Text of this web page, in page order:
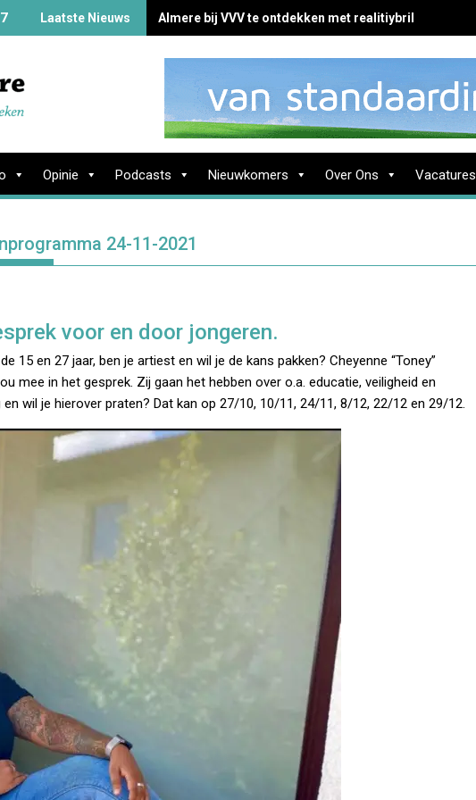
Laatste Nieuws Almere bij VVV te ontdekken met realitiybril
Opinie Podcasts Nieuwkomers Over Ons Vacatures
24-11-2021
voor en door jongeren.
15 en 27 jaar, ben je artiest en wil je de kans pakken? Cheyenne “Toney”
mee in het gesprek. Zij gaan het hebben over o.a. educatie, veiligheid en
wil je hierover praten? Dat kan op 27/10, 10/11, 24/11, 8/12, 22/12 en 29/12.